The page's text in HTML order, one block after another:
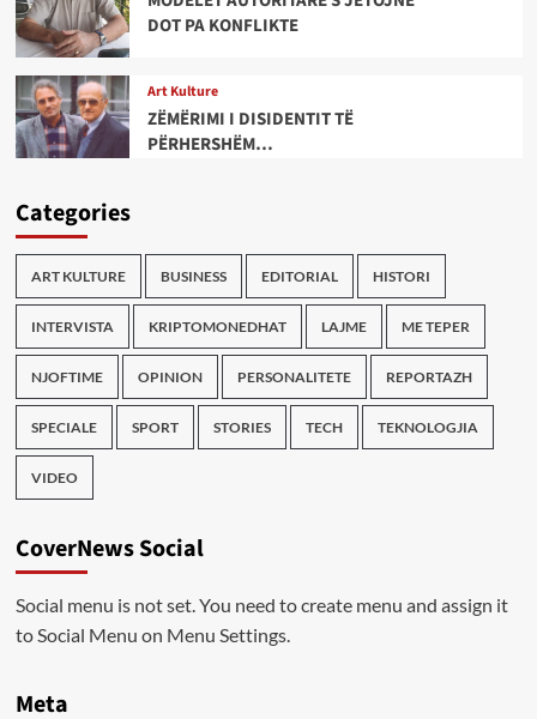
DOT PA KONFLIKTE
Art Kulture
ZËMËRIMI I DISIDENTIT TË
PËRHERSHËM…
Categories
ART KULTURE BUSINESS EDITORIAL HISTORI
INTERVISTA KRIPTOMONEDHAT LAJME ME TEPER
NJOFTIME OPINION PERSONALITETE REPORTAZH
SPECIALE SPORT STORIES TECH TEKNOLOGJIA
VIDEO
CoverNews Social
Social menu is not set. You need to create menu and assign it
to Social Menu on Menu Settings.
Meta